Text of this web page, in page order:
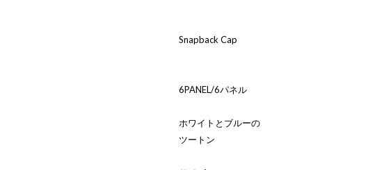
Snapback Cap
6PANEL/6パネル
ホワイトとブルーの
ツートン